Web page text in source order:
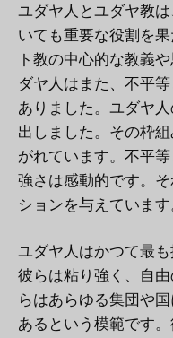
ユダヤ人とユダヤ教
いても重要な役割を
ト教の中心的な教義
ダヤ人はまた、不平
ありました。ユダヤ
出しました。その枠
がれています。不平
強さは感動的です。
ションを与えています
ユダヤ人はかつて最も
彼らは粘り強く、自
らはあらゆる集団や
あるという模範です